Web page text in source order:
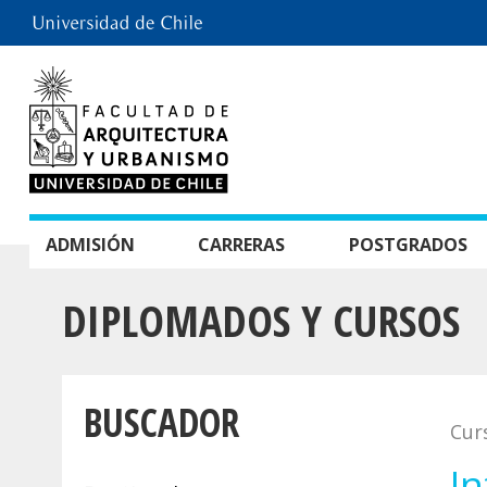
ADMISIÓN CARRERAS POSTGRADOS
DIPLOMADOS Y CURSOS
BUSCADOR